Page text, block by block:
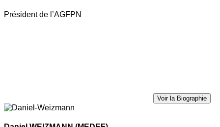
Président de l’AGFPN
Voir la Biographie